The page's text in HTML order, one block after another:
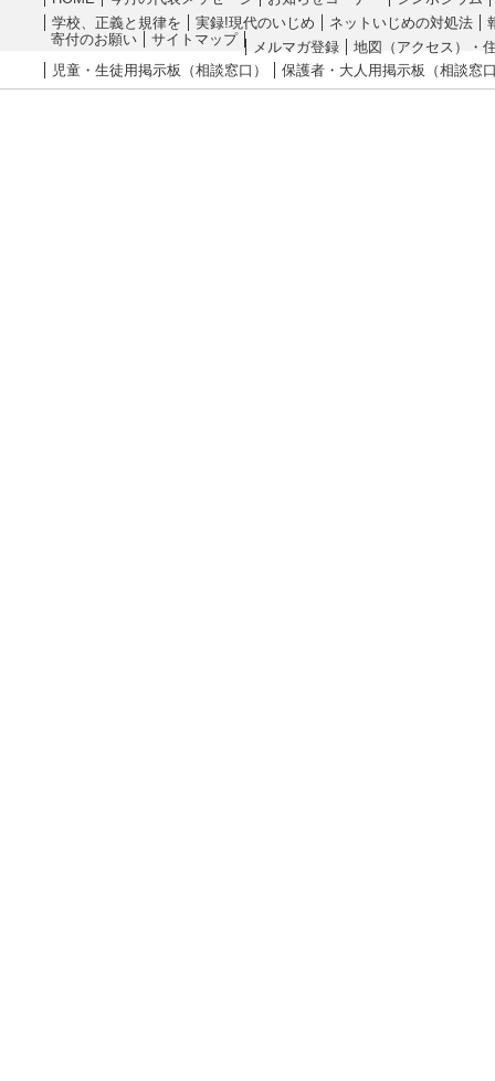
学校、正義と規律を
実録!現代のいじめ ネットいじめの対処法
寄付のお願い
サイトマップ メルマガ登録
地図（アクセス）・
児童・生徒用掲示板（相談窓口）
保護者・大人用掲示板（相談窓